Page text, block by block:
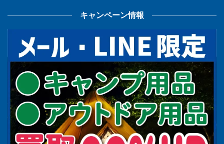
キャンペーン情報